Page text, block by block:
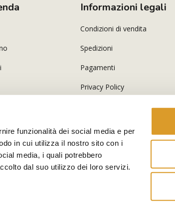
funzionalità dei social media e per
in cui utilizza il nostro sito con i
media, i quali potrebbero
dal suo utilizzo dei loro servizi.
Informazioni legali
Condizioni di vendita
Spedizioni
Pagamenti
Privacy Policy
riservati Polsinelli Enologia Srl -